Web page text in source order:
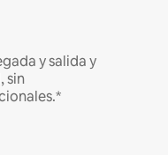
y salida y
sin